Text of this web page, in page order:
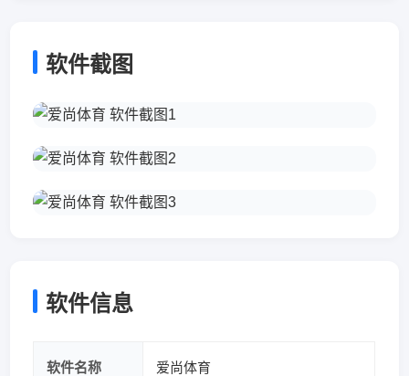
软件截图
软件信息
软件名称 爱尚体育